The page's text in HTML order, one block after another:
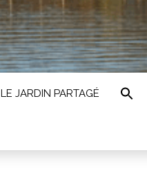
LE JARDIN PARTAGÉ